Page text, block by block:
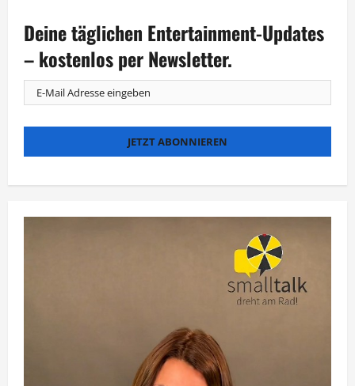
Deine täglichen Entertainment-Updates
– kostenlos per Newsletter.